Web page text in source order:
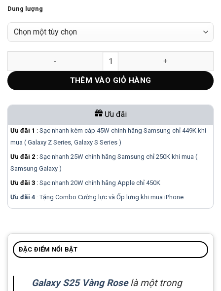
22.990.000₫.là:
16.990.000₫.
Dung lượng
Samsung Galaxy S25 Vàng Rose – Chính hãng VN số lượng
THÊM VÀO GIỎ HÀNG
Ưu đãi
Ưu đãi 1 : Sạc nhanh kèm cáp 45W chính hãng Samsung chỉ 449K khi
mua ( Galaxy Z Series, Galaxy S Series )
Ưu đãi 2 : Sạc nhanh 25W chính hãng Samsung chỉ 250K khi mua (
Samsung Galaxy )
Ưu đãi 3 : Sạc nhanh 20W chính hãng Apple chỉ 450K
Ưu đãi 4 : Tặng Combo Cường lực và Ốp lưng khi mua iPhone
ĐẶC ĐIỂM NỔI BẬT
Galaxy S25 Vàng Roselà một trong